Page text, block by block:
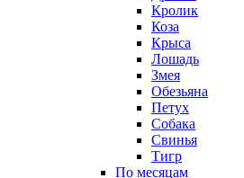
Кролик
Коза
Крыса
Лошадь
Змея
Обезьяна
Петух
Собака
Свинья
Тигр
По месяцам